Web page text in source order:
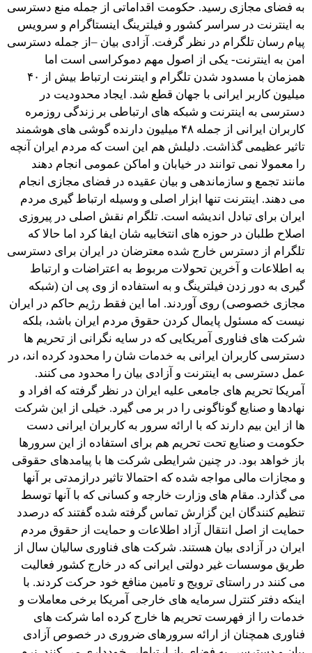
به فضای مجازی رسید. حکومت اقداماتی از جمله منع دسترسی
به اینترنت در سراسر کشور و فیلترینگ اینستاگرام و سرویس
پیام رسان تلگرام در نظر گرفت. آزادی بیان –از جمله دسترسی
امن به اینترنت- یکی از اصول مهم دموکراسی است اما
همزمان با مسدود شدن تلگرام و اینترنت ارتباط بیش از ۴۰
میلیون کاربر ایرانی با جهان قطع شد. ایجاد محدودیت در
دسترسی به اینترنت و شبکه های ارتباطی بر زندگی روزمره
کاربران ایرانی از جمله ۴۸ میلیون دارنده گوشی های هوشمند
تاثیر عظیمی گذاشت. دلیلش هم این است که مردم ایران آنچه
را معمولا نمی توانند در خیابان و اماکن عمومی انجام دهند
مانند تجمع و سازماندهی و بیان عقیده در فضای مجازی انجام
می دهند. اینترنت تنها ابزار اصلی و وسیله ارتباط گیری مردم
ایران برای تبادل اندیشه است. تلگرام نقش اصلی در پیروزی
اصلاح طلبان در حوزه های انتخابیه شان ایفا کرد اما حالا که
تلگرام از دسترس خارج شده معترضان در ایران برای دسترسی
به اطلاعات و آخرین تحولات مربوط به اعتراضات و ارتباط
گیری به دور زدن فیلترینگ و به استفاده از وی پی ان (شبکه
مجازی خصوصی) روی آوردند. اما این فقط رژیم حاکم در ایران
نیست که مسئول پایمال کردن حقوق مردم ایران باشد، بلکه
شرکت های فناوری آمریکایی که در سایه نگرانی از تحریم ها
دسترسی کاربران ایرانی به خدمات شان را محدود کرده اند، در
عمل دسترسی به اینترنت و آزادی بیان را محدود می کنند.
آمریکا تحریم های جامعی علیه ایران در نظر گرفته که افراد و
نهادها و صنایع گوناگونی را در بر می گیرد. خیلی از این شرکت
ها از این بیم دارند که با ارائه سرور به کاربران ایرانی دست
حکومت و صنایع تحت تحریم هم برای استفاده از این سرورها
باز خواهد بود. در چنین شرایطی شرکت ها با پیامدهای حقوقی
و مجازات مالی مواجه شده که احتمالا تاثیر درازمدتی بر آنها
می گذارد. مقام های وزارت خارجه و کسانی که با آنها توسط
تنظیم کنندگان این گزارش تماس گرفته شده گفتند که درصدد
حمایت از اصل انتقال آزاد اطلاعات و حمایت از حقوق مردم
ایران در آزادی بیان هستند. شرکت های فناوری سالیان سال از
طریق موسسات غیر دولتی ایرانی که در خارج کشور فعالیت
می کنند در راستای ترویج و تامین منافع خود حرکت کردند. با
اینکه دفتر کنترل سرمایه های خارجی آمریکا برخی معاملات و
خدمات را از فهرست تحریم ها خارج کرده اما شرکت های
فناوری همچنان از ارائه سرورهای ضروری در خصوص آزادی